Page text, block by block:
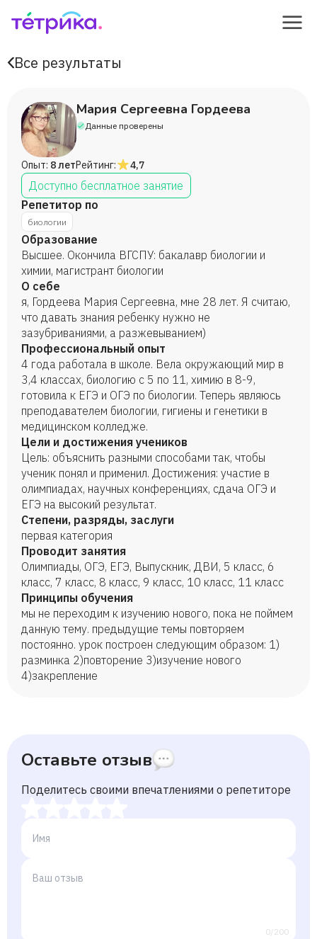
Все результаты
Мария Сергеевна Гордеева
Данные проверены
Опыт: 8 летРейтинг: 4,7
Доступно бесплатное занятие
Репетитор по
биологии
Образование
Высшее. Окончила ВГСПУ: бакалавр биологии и
химии, магистрант биологии
О себе
я, Гордеева Мария Сергеевна, мне 28 лет. Я считаю,
что давать знания ребенку нужно не
зазубриваниями, а разжевыванием)
Профессиональный опыт
4 года работала в школе. Вела окружающий мир в
3,4 классах, биологию с 5 по 11, химию в 8-9,
готовила к ЕГЭ и ОГЭ по биологии. Теперь являюсь
преподавателем биологии, гигиены и генетики в
медицинском колледже.
Цели и достижения учеников
Цель: объяснить разными способами так, чтобы
ученик понял и применил. Достижения: участие в
олимпиадах, научных конференциях, сдача ОГЭ и
ЕГЭ на высокий результат.
Степени, разряды, заслуги
первая категория
Проводит занятия
Олимпиады, ОГЭ, ЕГЭ, Выпускник, ДВИ, 5 класс, 6
класс, 7 класс, 8 класс, 9 класс, 10 класс, 11 класс
Принципы обучения
мы не переходим к изучению нового, пока не поймем
данную тему. предыдущие темы повторяем
постоянно. урок построен следующим образом: 1)
разминка 2)повторение 3)изучение нового
4)закрепление
Оставьте отзыв
Поделитесь своими впечатлениями о репетиторе
0/200